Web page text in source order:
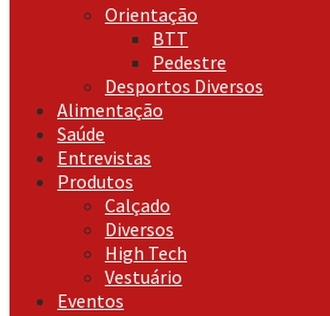
Orientação
BTT
Pedestre
Desportos Diversos
Alimentação
Saúde
Entrevistas
Produtos
Calçado
Diversos
High Tech
Vestuário
Eventos